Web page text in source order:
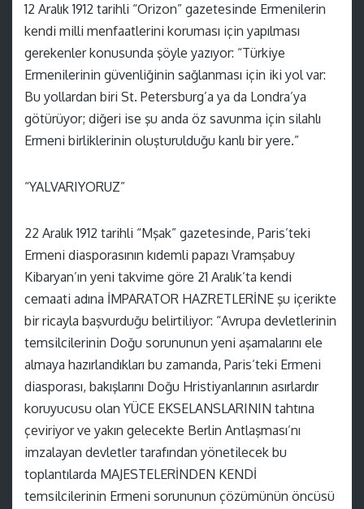
12 Aralık 1912 tarihli “Orizon” gazetesinde Ermenilerin
kendi milli menfaatlerini koruması için yapılması
gerekenler konusunda şöyle yazıyor: “Türkiye
Ermenilerinin güvenliğinin sağlanması için iki yol var:
Bu yollardan biri St. Petersburg’a ya da Londra’ya
götürüyor; diğeri ise şu anda öz savunma için silahlı
Ermeni birliklerinin oluşturulduğu kanlı bir yere.”
“YALVARIYORUZ”
22 Aralık 1912 tarihli “Mşak” gazetesinde, Paris’teki
Ermeni diasporasının kıdemli papazı Vramşabuy
Kibaryan’ın yeni takvime göre 21 Aralık’ta kendi
cemaati adına İMPARATOR HAZRETLERİNE şu içerikte
bir ricayla başvurduğu belirtiliyor: “Avrupa devletlerinin
temsilcilerinin Doğu sorununun yeni aşamalarını ele
almaya hazırlandıkları bu zamanda, Paris’teki Ermeni
diasporası, bakışlarını Doğu Hristiyanlarının asırlardır
koruyucusu olan YÜCE EKSELANSLARININ tahtına
çeviriyor ve yakın gelecekte Berlin Antlaşması’nı
imzalayan devletler tarafından yönetilecek bu
toplantılarda MAJESTELERİNDEN KENDİ
temsilcilerinin Ermeni sorununun çözümünün öncüsü